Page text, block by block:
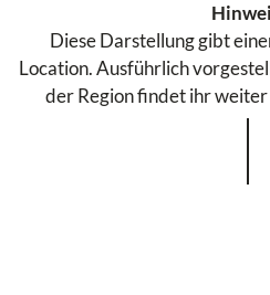
Diese Darstellung gibt
Location. Ausführlich
der Region findet ihr